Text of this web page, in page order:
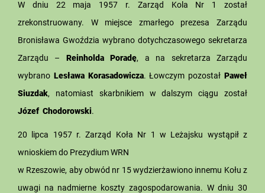
W dniu 22 maja 1957 r. Zarząd Kola Nr 1 został
zrekonstruowany. W miejsce zmarłego prezesa Zarządu
Bronisława Gwoździa wybrano dotychczasowego sekretarza
Zarządu – Reinholda Poradę, a na sekretarza Zarządu
wybrano Lesława Korasadowicza. Łowczym pozostałPaweł
Siuzdak, natomiast skarbnikiem w dalszym ciągu został
Józef Chodorowski.
20 lipca 1957 r. Zarząd Koła Nr 1 w Leżajsku wystąpił z
wnioskiem do Prezydium WRN
w Rzeszowie, aby obwód nr 15 wydzierżawiono innemu Kołu z
uwagi na nadmierne koszty zagospodarowania. W dniu 30